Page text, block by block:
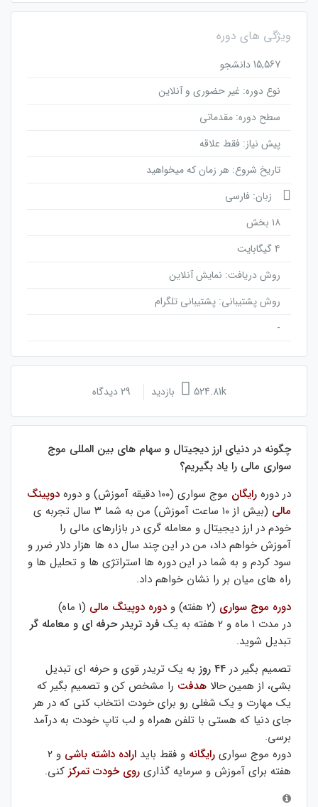
ویژگی های دوره
15,567 دانشجو
نوع دوره: غیر حضوری و آنلاین
سطح دوره: مقدماتی
پیش نیاز: فقط علاقه
تاریخ شروع: هر زمان که میخواهید
زبان: فارسی
۱۸ بخش
۴ گیگابایت
روش دریافت: نمایش آنلاین
روش پشتیبانی: پشتیبانی تلگرام
-
524.81k بازدید
چگونه در دنیای ارز دیجیتال و سهام های بین المللی موج
سواری مالی را یاد بگیریم؟
در دوره رایگان موج سواری (۱۰۰ دقیقه آموزش) و دوره
دوپینگ
مالی
(بیش از ۱۰ ساعت آموزش) من به شما ۳ سال تجربه ی
خودم در ارز دیجیتال و معامله گری در بازارهای مالی را
آموزش خواهم داد، من در این چند سال ده ها هزار دلار ضرر و
سود کردم و به شما در این دوره ها استراتژی ها و تحلیل ها و
راه های میان بر را نشان خواهم داد.
دوره موج سواری (۲ هفته) و دوره دوپینگ مالی (۱ ماه)
در مدت ۱ ماه و ۲ هفته به یک
فرد تریدر حرفه ای و معامله گر
تبدیل شوید.
تصمیم بگیر در ۴۴ روز
به یک تریدر قوی و حرفه ای تبدیل
بشی، از همین حالا هدفت را مشخص کن و تصمیم بگیر که
یک مهارت و یک شغلی رو برای خودت انتخاب کنی که در هر
جای دنیا که هستی با تلفن همراه و لب تاپ خودت به درآمد
برسی.
دوره موج سواری رایگانه و فقط باید اراده داشته باشی
و ۲
هفته برای آموزش و سرمایه گذاریروی خودت تمرکزکنی.